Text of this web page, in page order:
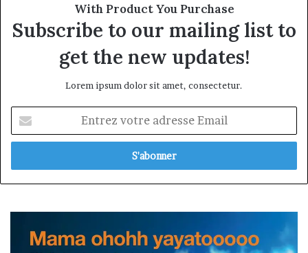
With Product You Purchase
Subscribe to our mailing list to
get the new updates!
Lorem ipsum dolor sit amet, consectetur.
votre
adresse